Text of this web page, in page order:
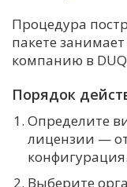
Процедура
пакете
компанию в
Порядок
Определите
лицензии —
конфигурация.
Выберите